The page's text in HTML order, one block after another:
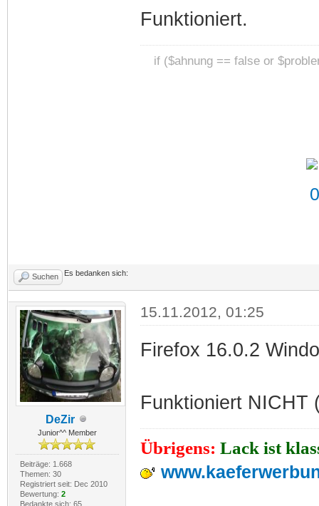
Funktioniert.
if ($ahnung == false or
Suchen Es bedanken sich:
DeZir
Junior^^ Member
Beiträge: 1.668
Themen: 30
Registriert seit: Dec 2010
Bewertung: 2
Bedankte sich: 65
15.11.2012, 01:25
Firefox 16.0.2
Funktioniert NICHT
Übrigens: Lack ist